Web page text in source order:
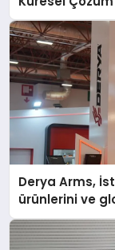
Derya Arms,
ürünlerini ve